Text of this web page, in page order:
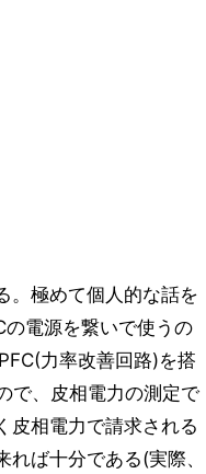
。極めて個人的な話を
電源を繋いで使うの
力率改善回路)を搭
で、皮相電力の測定で
皮相電力で請求される
ば十分である(実際、